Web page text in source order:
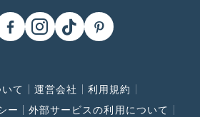
て 運営会社
利用規約
ー
外部サービスの利用について